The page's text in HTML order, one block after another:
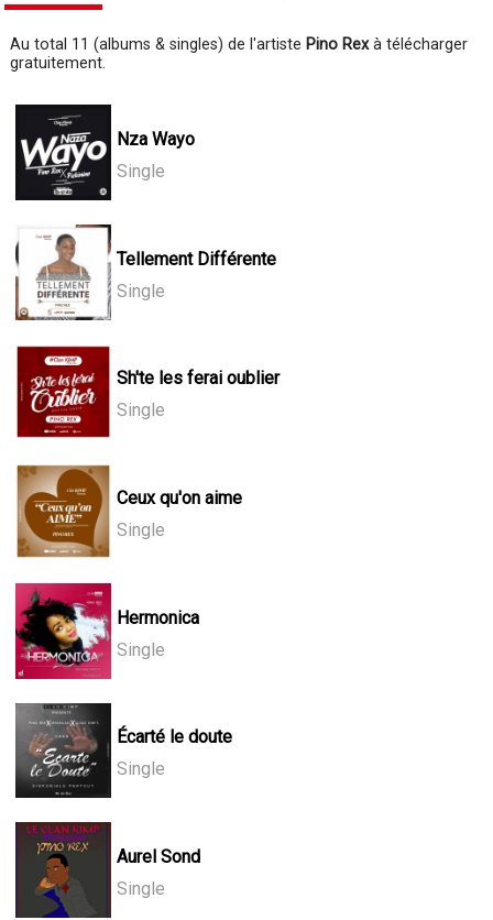
Au total 11 (albums & singles) de l'artiste Pino Rexà télécharger
gratuitement.
Nza Wayo
Single
Tellement Différente
Single
Sh'te les ferai oublier
Single
Ceux qu'on aime
Single
Hermonica
Single
Écarté le doute
Single
Aurel Sond
Single